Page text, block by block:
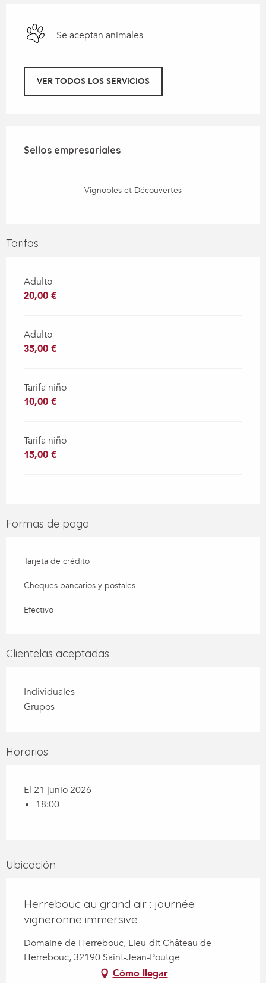
Se aceptan animales
VER TODOS LOS SERVICIOS
Sellos empresariales
Sellos empresariales
Vignobles et Découvertes
Tarifas
Adulto
20,00 €
Adulto
35,00 €
Tarifa niño
10,00 €
Tarifa niño
15,00 €
Formas de pago
Tarjeta de crédito
Cheques bancarios y postales
Efectivo
Clientelas aceptadas
Individuales
Grupos
Horarios
El 21 junio 2026
18:00
Ubicación
Herrebouc au grand air : journée
vigneronne immersive
Domaine de Herrebouc, Lieu-dit Château de
Herrebouc, 32190 Saint-Jean-Poutge
Cómo llegar